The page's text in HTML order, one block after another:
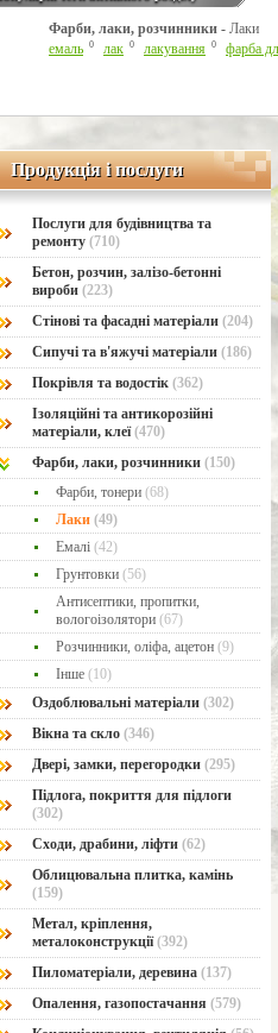
Line Number: 42
Фарби, лаки, розчинники - Лаки
емаль 0 лак 0 лакування 0 фарба
Продукція і послуги
Продукція і послуги
Послуги для будівництва та
ремонту (710)
Бетон, розчин, залізо-бетонні
вироби (223)
Стінові та фасадні матеріали (204)
Сипучі та в'яжучі матеріали (186)
Покрівля та водостік (362)
Ізоляційні та антикорозійні
матеріали, клеї(470)
Фарби, лаки, розчинники (150)
Фарби, тонери (68)
Лаки (49)
Емалі (42)
Грунтовки (56)
Антисептики, пропитки,
вологоізолятори (67)
Розчинники, оліфа, ацетон (9)
Інше (10)
Оздоблювальні матеріали (302)
Вікна та скло (346)
Двері, замки, перегородки (295)
Підлога, покриття для підлоги
(302)
Сходи, драбини, ліфти (62)
Облицювальна плитка, камінь
(159)
Метал, кріплення,
металоконструкції(392)
Пиломатеріали, деревина (137)
Опалення, газопостачання (579)